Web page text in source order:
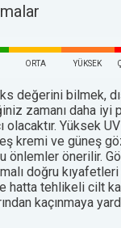
ORTA YÜKSEK
değerini bilmek,
zamanı daha iyi
olacaktır. Yüksek
kremi ve güneş
önlemler önerilir.
doğru
hatta tehlikeli cilt
kaçınmaya